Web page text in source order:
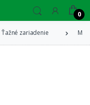
0
Ťažné zariadenie